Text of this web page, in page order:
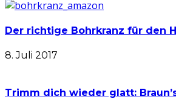
Der richtige Bohrkranz für den
8. Juli 2017
Trimm dich wieder glatt: